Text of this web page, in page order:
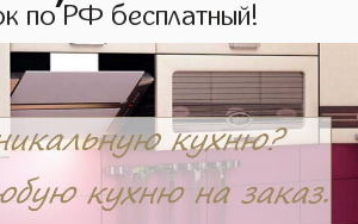
по РФ бесплатный!